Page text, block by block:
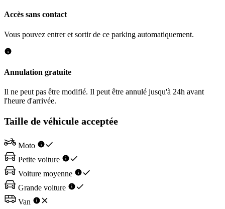
Accès sans contact
Vous pouvez entrer et sortir de ce parking automatiquement.
Annulation gratuite
Il ne peut pas être modifié. Il peut être annulé jusqu'à 24h avant
l'heure d'arrivée.
Taille de véhicule acceptée
Moto
Petite voiture
Voiture moyenne
Grande voiture
Van